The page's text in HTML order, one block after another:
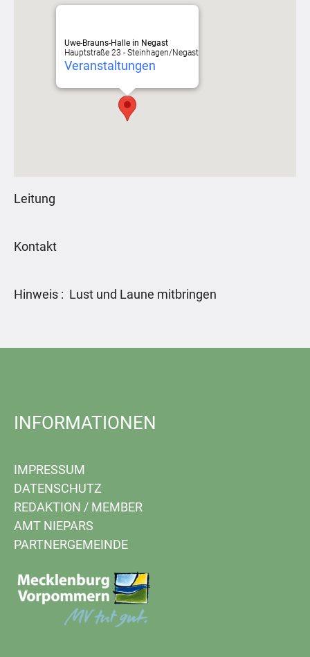
Uwe-Brauns-Halle in Negast
Hauptstraße 23 - Steinhagen/Negast
Veranstaltungen
Leitung
Kontakt
Hinweis : Lust und Laune mitbringen
INFORMATIONEN
IMPRESSUM
DATENSCHUTZ
REDAKTION / MEMBER
AMT NIEPARS
PARTNERGEMEINDE